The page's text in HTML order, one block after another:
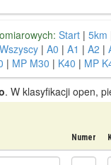
Start | 5km
Wszyscy | A0 | A1 | A2 |
| MP M30 | K40 | MP
. W klasyfikacji open,
Numer